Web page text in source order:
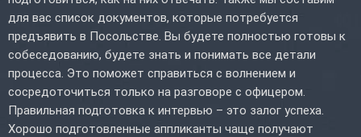
для вас список документов, которые потребуется
предъявить в Посольстве. Вы будете полностью готовы к
собеседованию, будете знать и понимать все детали
процесса. Это поможет справиться с волнением и
сосредоточиться только на разговоре с офицером.
Правильная подготовка к интервью – это залог успеха.
Хорошо подготовленные аппликанты чаще получают